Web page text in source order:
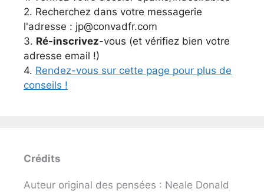
2. Recherchez dans votre messagerie
l'adresse : jp@convadfr.com
3. Ré-inscrivez-vous (et vérifiez bien votre
adresse email !)
4. Rendez-vous sur cette page pour plus de
conseils !
Crédits
Auteur original des pensées : Neale Donald